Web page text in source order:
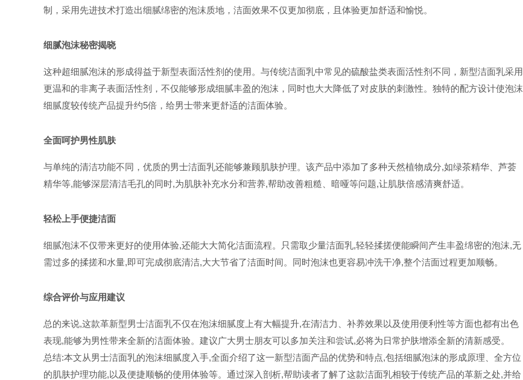
制，采用先进技术打造出细腻绵密的泡沫质地，洁面效果不仅更加彻底，且体验更加舒适和愉悦。
细腻泡沫秘密揭晓
这种超细腻泡沫的形成得益于新型表面活性剂的使用。与传统洁面乳中常见的硫酸盐类表面活性剂不同，新型洁面乳采用
更温和的非离子表面活性剂，不仅能够形成细腻丰盈的泡沫，同时也大大降低了对皮肤的刺激性。独特的配方设计使泡沫
细腻度较传统产品提升约5倍，给男士带来更舒适的洁面体验。
全面呵护男性肌肤
与单纯的清洁功能不同，优质的男士洁面乳还能够兼顾肌肤护理。该产品中添加了多种天然植物成分,如绿茶精华、芦荟
精华等,能够深层清洁毛孔的同时,为肌肤补充水分和营养,帮助改善粗糙、暗哑等问题,让肌肤倍感清爽舒适。
轻松上手便捷洁面
细腻泡沫不仅带来更好的使用体验,还能大大简化洁面流程。只需取少量洁面乳,轻轻揉搓便能瞬间产生丰盈绵密的泡沫,无
需过多的揉搓和水量,即可完成彻底清洁,大大节省了洁面时间。同时泡沫也更容易冲洗干净,整个洁面过程更加顺畅。
综合评价与应用建议
总的来说,这款革新型男士洁面乳不仅在泡沫细腻度上有大幅提升,在清洁力、补养效果以及使用便利性等方面也都有出色
表现,能够为男性带来全新的洁面体验。建议广大男士朋友可以多加关注和尝试,必将为日常护肤增添全新的清新感受。
总结:本文从男士洁面乳的泡沫细腻度入手,全面介绍了这一新型洁面产品的优势和特点,包括细腻泡沫的形成原理、全方位
的肌肤护理功能,以及便捷顺畅的使用体验等。通过深入剖析,帮助读者了解了这款洁面乳相较于传统产品的革新之处,并给